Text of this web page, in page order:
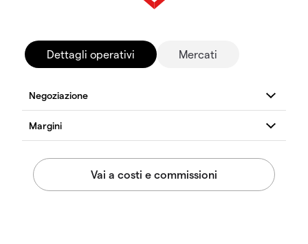
Dettagli operativi Mercati